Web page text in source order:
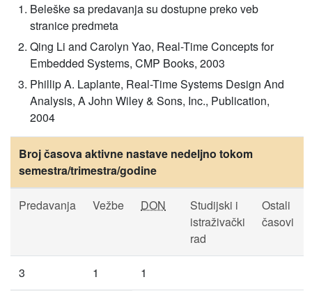
Beleške sa predavanja su dostupne preko veb
stranice predmeta
Qing Li and Carolyn Yao, Real-Time Concepts for
Embedded Systems, CMP Books, 2003
Phillip A. Laplante, Real-Time Systems Design And
Analysis, A John Wiley & Sons, Inc., Publication,
2004
Broj časova aktivne nastave nedeljno tokom
semestra/trimestra/godine
Predavanja Vežbe DON
Studijski i
istraživački
rad
Ostali
časovi
3 1 1